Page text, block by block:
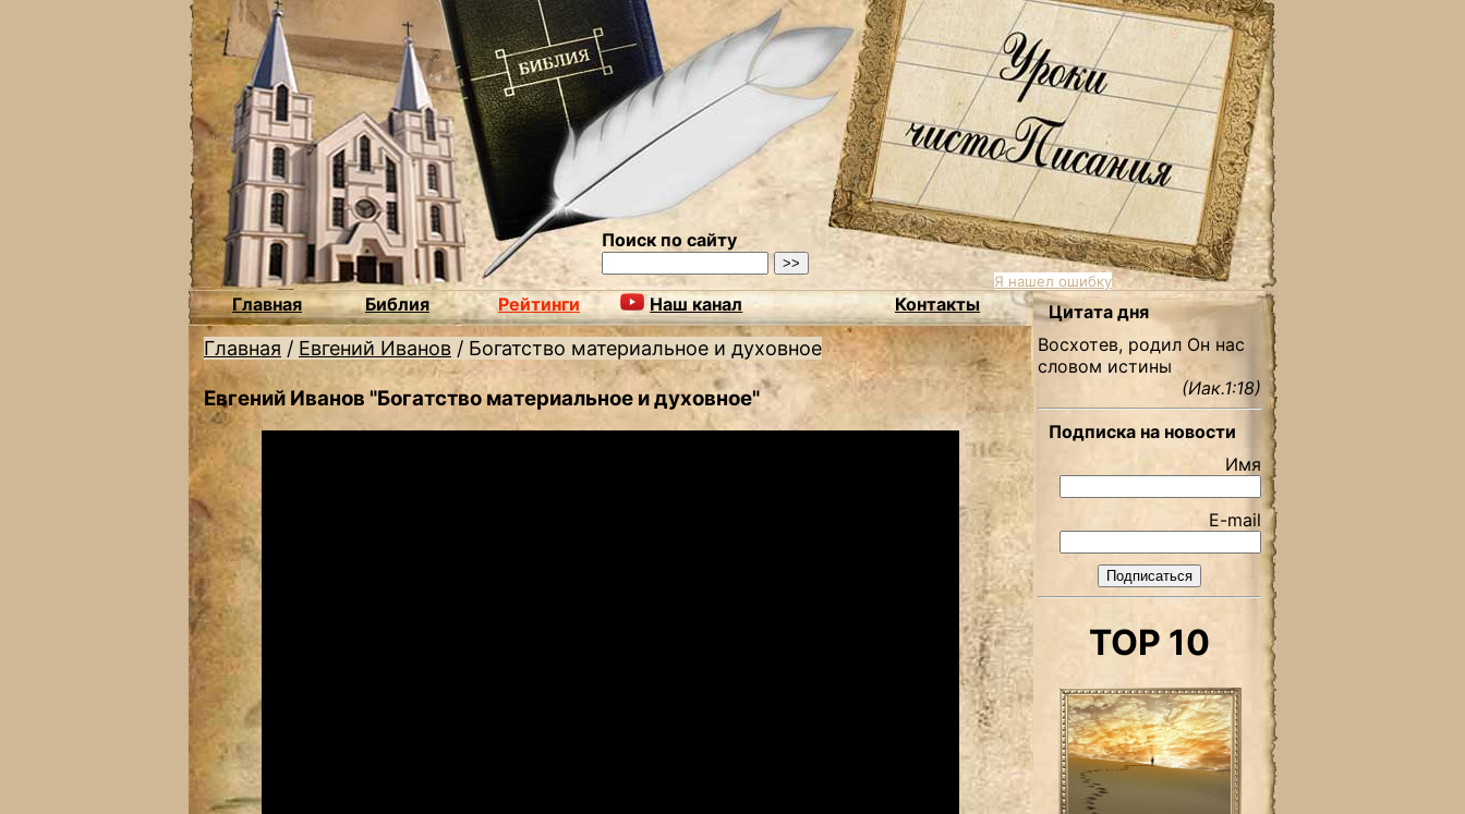
Поиск по сайту
Я нашел ошибку
Главная Библия Рейтинги Наш канал Контакты
Главная / Евгений Иванов / Богатство материальное и духовное
Евгений Иванов "Богатство материальное и духовное"
Цитата дня
Восхотев, родил Он нас
словом истины
(Иак.1:18)
Подписка на новости
Имя
E-mail
TOP 10